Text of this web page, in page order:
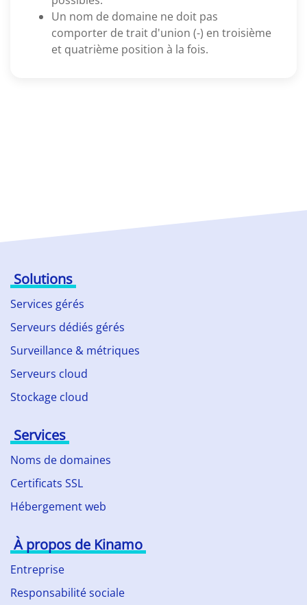
Un nom de domaine ne doit pas
comporter de trait d'union (-) en troisième
et quatrième position à la fois.
Solutions
Services gérés
Serveurs dédiés gérés
Surveillance & métriques
Serveurs cloud
Stockage cloud
Services
Noms de domaines
Certificats SSL
Hébergement web
À propos de Kinamo
Entreprise
Responsabilité sociale